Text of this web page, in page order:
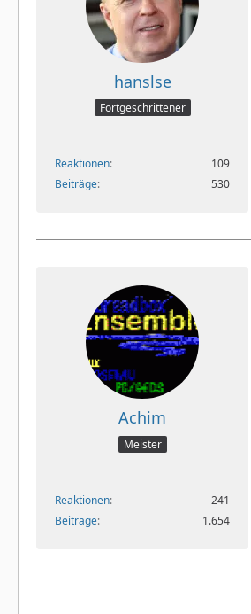
hanslse
Fortgeschrittener
Reaktionen
109
Beiträge
530
Achim
Meister
Reaktionen
241
Beiträge
1.654